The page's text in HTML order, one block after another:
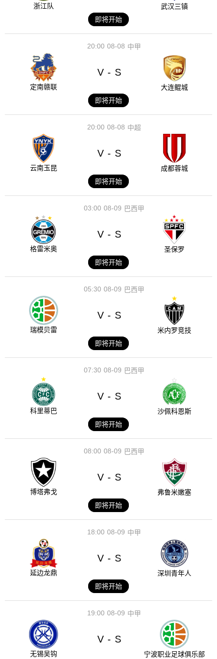
浙江队
武汉三镇
即将开始
08-08
20:00 中甲
定南赣联
V - S
大连鲲城
即将开始
08-08
20:00 中超
云南玉昆
V - S
成都蓉城
即将开始
08-09
03:00 巴西甲
格雷米奥
V - S
圣保罗
即将开始
08-09
05:30 巴西甲
瑞模贝雷
V - S
米内罗竞技
即将开始
08-09
07:30 巴西甲
科里蒂巴
V - S
沙佩科恩斯
即将开始
08-09
08:00 巴西甲
博塔弗戈
V - S
弗鲁米嫩塞
即将开始
08-09
18:00 中甲
延边龙鼎
V - S
深圳青年人
即将开始
08-09
19:00 中甲
无锡吴钩
V - S
宁波职业足球俱乐部